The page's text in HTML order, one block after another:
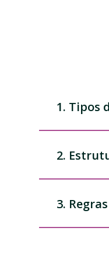
1. Tipos
2.
3.